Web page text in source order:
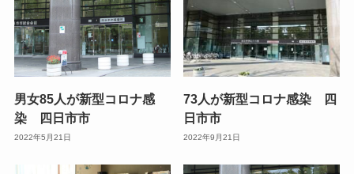
男女85人が新型コロナ感
染 四日市市
2022年5月21日
73人が新型コロナ感染 四
日市市
2022年9月21日